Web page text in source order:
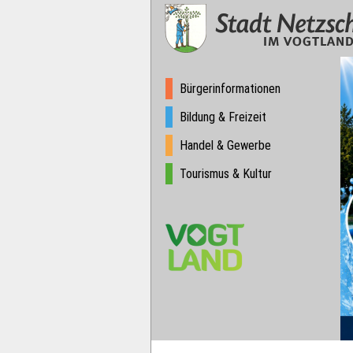
Bürgerinformationen
Bildung & Freizeit
Handel & Gewerbe
Tourismus & Kultur